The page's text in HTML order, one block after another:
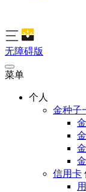
无障碍版
菜单
个人
金种子
信用卡